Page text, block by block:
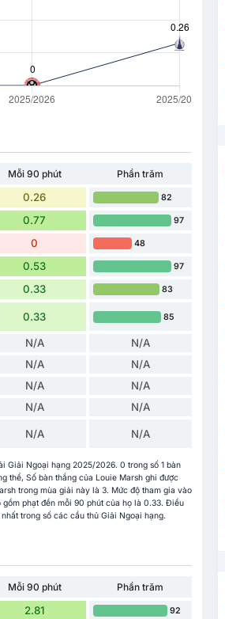
Mỗi 90 phút
Phần trăm
0.26 82
0.77 97
0 48
0.53 97
0.33 83
0.33 85
N/A N/A
N/A N/A
N/A N/A
N/A N/A
N/A N/A
Giải Ngoại hạng 2025/2026. 0 trong số 1 bàn
thể, Số bàn thắng của Louie Marsh ghi được
trong mùa giải này là 3. Mức độ tham gia vào
phạt đền mỗi 90 phút của họ là 0.33. Điều
trong số các cầu thủ Giải Ngoại hạng.
Mỗi 90 phút
Phần trăm
2.81 92